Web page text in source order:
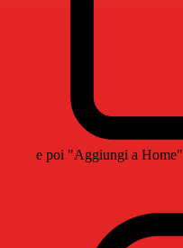
e poi "Aggiungi a Home"